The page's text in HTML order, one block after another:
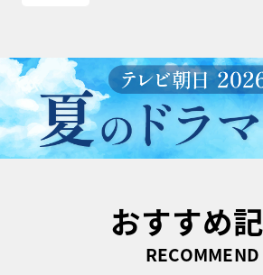
おすすめ
RECOMMEND